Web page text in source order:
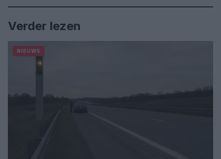
Verder lezen
NIEUWS